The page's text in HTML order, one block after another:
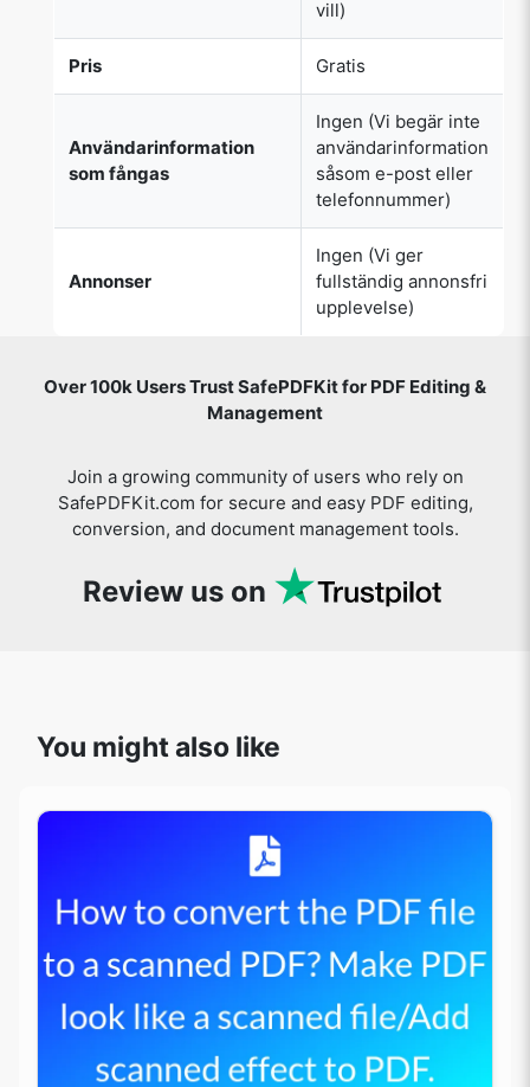
vill)
Pris Gratis
Användarinformation
som fångas
Ingen (Vi begär inte
användarinformation
såsom e-post eller
telefonnummer)
Annonser
Ingen (Vi ger
fullständig annonsfri
upplevelse)
Over 100k Users Trust SafePDFKit for PDF Editing &
Management
Join a growing community of users who rely on
SafePDFKit.com for secure and easy PDF editing,
conversion, and document management tools.
Review us on
You might also like